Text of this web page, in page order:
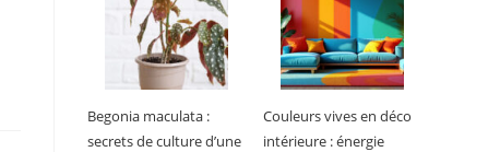
Begonia maculata :
secrets de culture d’une
Couleurs vives en déco
intérieure : énergie